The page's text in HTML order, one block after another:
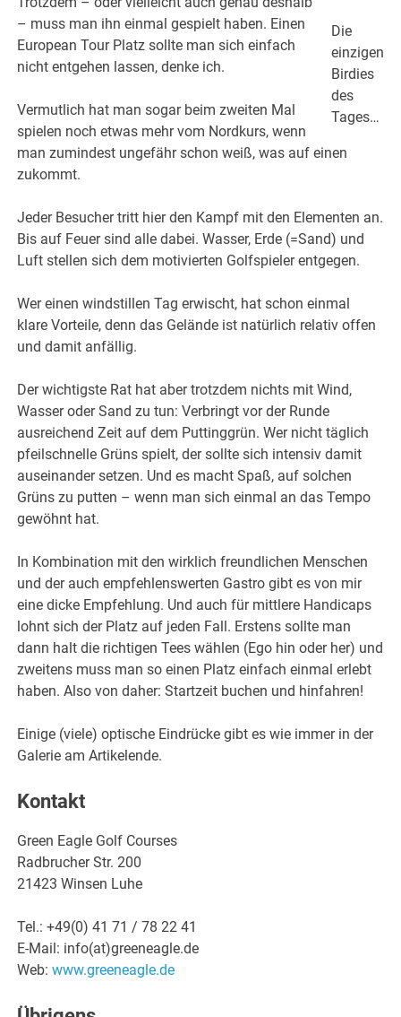
Die
einzigen
Birdies
des
Tages…
– muss man ihn einmal gespielt haben. Einen
European Tour Platz sollte man sich einfach
nicht entgehen lassen, denke ich.
Vermutlich hat man sogar beim zweiten Mal
spielen noch etwas mehr vom Nordkurs, wenn
man zumindest ungefähr schon weiß, was auf einen
zukommt.
Jeder Besucher tritt hier den Kampf mit den Elementen an.
Bis auf Feuer sind alle dabei. Wasser, Erde (=Sand) und
Luft stellen sich dem motivierten Golfspieler entgegen.
Wer einen windstillen Tag erwischt, hat schon einmal
klare Vorteile, denn das Gelände ist natürlich relativ offen
und damit anfällig.
Der wichtigste Rat hat aber trotzdem nichts mit Wind,
Wasser oder Sand zu tun: Verbringt vor der Runde
ausreichend Zeit auf dem Puttinggrün. Wer nicht täglich
pfeilschnelle Grüns spielt, der sollte sich intensiv damit
auseinander setzen. Und es macht Spaß, auf solchen
Grüns zu putten – wenn man sich einmal an das Tempo
gewöhnt hat.
In Kombination mit den wirklich freundlichen Menschen
und der auch empfehlenswerten Gastro gibt es von mir
eine dicke Empfehlung. Und auch für mittlere Handicaps
lohnt sich der Platz auf jeden Fall. Erstens sollte man
dann halt die richtigen Tees wählen (Ego hin oder her) und
zweitens muss man so einen Platz einfach einmal erlebt
haben. Also von daher: Startzeit buchen und hinfahren!
Einige (viele) optische Eindrücke gibt es wie immer in der
Galerie am Artikelende.
Kontakt
Green Eagle Golf Courses
Radbrucher Str. 200
21423 Winsen Luhe
Tel.: +49(0) 41 71 / 78 22 41
E-Mail: info(at)greeneagle.de
Web:www.greeneagle.de